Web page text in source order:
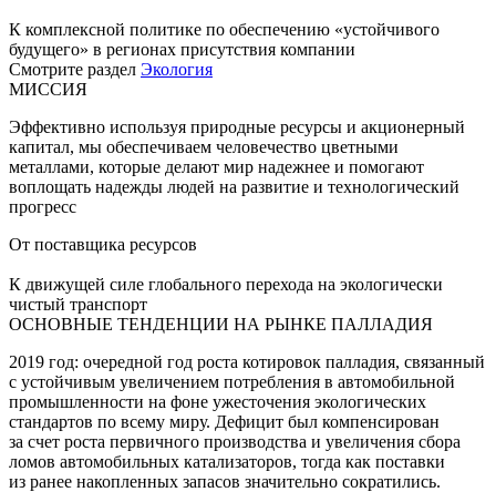
К комплексной политике по обеспечению «устойчивого
будущего» в регионах присутствия компании
Смотрите раздел Экология
МИССИЯ
Эффективно используя природные ресурсы и акционерный
капитал, мы обеспечиваем человечество цветными
металлами, которые делают мир надежнее и помогают
воплощать надежды людей на развитие и технологический
прогресс
От поставщика ресурсов
К движущей силе глобального перехода на экологически
чистый транспорт
ОСНОВНЫЕ ТЕНДЕНЦИИ НА РЫНКЕ ПАЛЛАДИЯ
2019 год: очередной год роста котировок палладия, связанный
с устойчивым увеличением потребления в автомобильной
промышленности на фоне ужесточения экологических
стандартов по всему миру. Дефицит был компенсирован
за счет роста первичного производства и увеличения сбора
ломов автомобильных катализаторов, тогда как поставки
из ранее накопленных запасов значительно сократились.